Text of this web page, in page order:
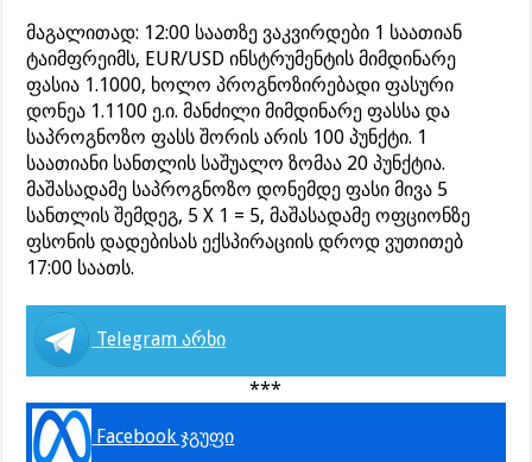
მაგალითად: 12:00 საათზე ვაკვირდები 1 საათიან
ტაიმფრეიმს, EUR/USD ინსტრუმენტის მიმდინარე
ფასია 1.1000, ხოლო პროგნოზირებადი ფასური
დონეა 1.1100 ე.ი. მანძილი მიმდინარე ფასსა და
საპროგნოზო ფასს შორის არის 100 პუნქტი. 1
საათიანი სანთლის საშუალო ზომაა 20 პუნქტია.
მაშასადამე საპროგნოზო დონემდე ფასი მივა 5
სანთლის შემდეგ, 5 X 1 = 5, მაშასადამე ოფციონზე
ფსონის დადებისას ექსპირაციის დროდ ვუთითებ
17:00 საათს.
Telegram არხი
***
Facebook ჯგუფი